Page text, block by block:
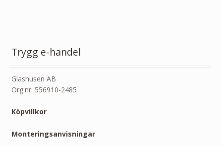
Trygg e-handel
Glashusen AB
Org.nr: 556910-2485
Köpvillkor
Monteringsanvisningar